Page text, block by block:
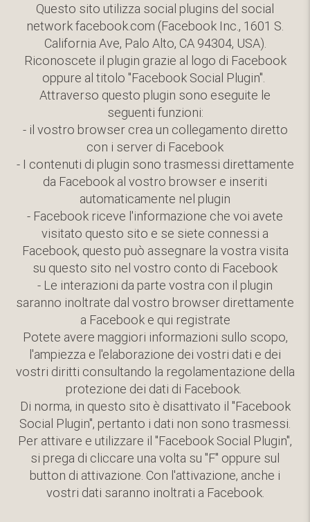
Questo sito utilizza social plugins del social
network facebook.com (Facebook Inc., 1601 S.
California Ave, Palo Alto, CA 94304, USA).
Riconoscete il plugin grazie al logo di Facebook
oppure al titolo "Facebook Social Plugin".
Attraverso questo plugin sono eseguite le
seguenti funzioni:
- il vostro browser crea un collegamento diretto
con i server di Facebook
- I contenuti di plugin sono trasmessi direttamente
da Facebook al vostro browser e inseriti
automaticamente nel plugin
- Facebook riceve l'informazione che voi avete
visitato questo sito e se siete connessi a
Facebook, questo può assegnare la vostra visita
su questo sito nel vostro conto di Facebook
- Le interazioni da parte vostra con il plugin
saranno inoltrate dal vostro browser direttamente
a Facebook e qui registrate
Potete avere maggiori informazioni sullo scopo,
l'ampiezza e l'elaborazione dei vostri dati e dei
vostri diritti consultando la regolamentazione della
protezione dei dati di Facebook.
Di norma, in questo sito è disattivato il "Facebook
Social Plugin", pertanto i dati non sono trasmessi.
Per attivare e utilizzare il "Facebook Social Plugin",
si prega di cliccare una volta su "F" oppure sul
button di attivazione. Con l'attivazione, anche i
vostri dati saranno inoltrati a Facebook.